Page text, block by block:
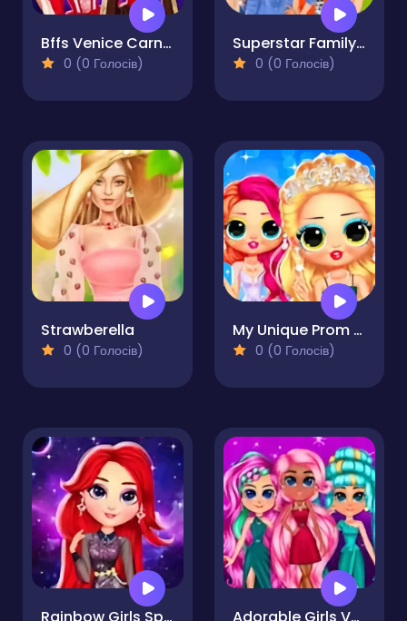
Bffs Venice Carnival Celebrations
0 (0 Голосів)
Superstar Family Dress Up Game
0 (0 Голосів)
Strawberella
0 (0 Голосів)
My Unique Prom Look
0 (0 Голосів)